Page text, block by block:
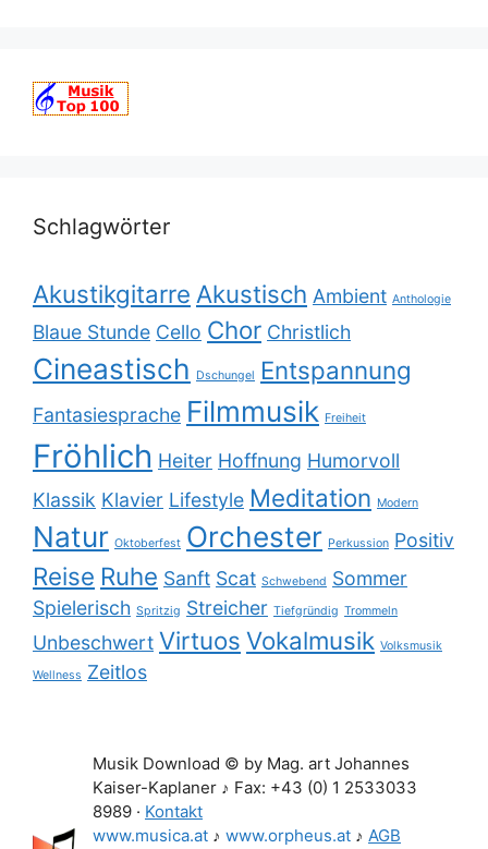
Schlagwörter
Akustikgitarre Akustisch Ambient Anthologie
Blaue Stunde Cello Chor Christlich
Cineastisch Dschungel Entspannung
Fantasiesprache Filmmusik Freiheit
Fröhlich Heiter Hoffnung Humorvoll
Klassik Klavier Lifestyle Meditation Modern
Natur Oktoberfest Orchester Perkussion Positiv
Reise Ruhe Sanft Scat Schwebend Sommer
Spielerisch Spritzig Streicher Tiefgründig Trommeln
Unbeschwert Virtuos Vokalmusik Volksmusik
Wellness Zeitlos
Musik Download © by Mag. art Johannes
Kaiser-Kaplaner ♪ Fax: +43 (0) 1 2533033
8989 · Kontakt
www.musica.at ♪ www.orpheus.at ♪ AGB